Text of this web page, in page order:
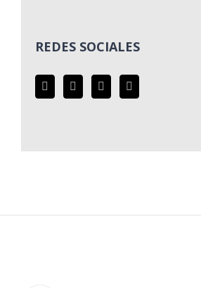
REDES SOCIALES